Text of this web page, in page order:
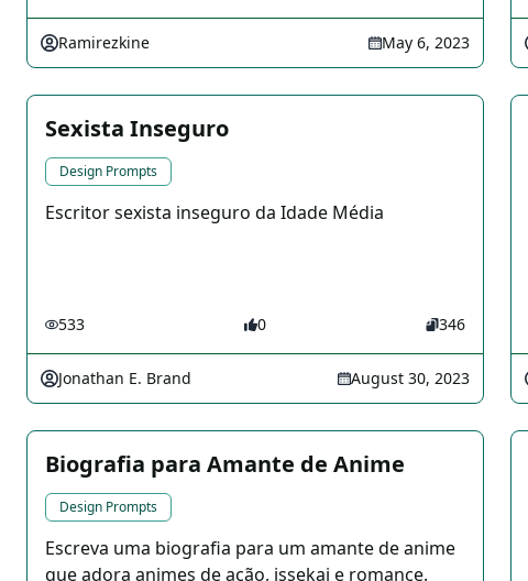
Ramirezkine May 6, 2023
Sexista Inseguro
Design Prompts
Escritor sexista inseguro da Idade Média
533 0 346
Jonathan E. Brand August 30, 2023
Biografia para Amante de Anime
Design Prompts
Escreva uma biografia para um amante de anime
que adora animes de ação, issekai e romance.